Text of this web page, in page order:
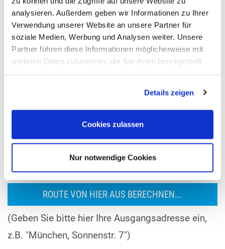
analysieren. Außerdem geben wir Informationen zu Ihrer
Verwendung unserer Website an unsere Partner für
soziale Medien, Werbung und Analysen weiter. Unsere
Partner führen diese Informationen möglicherweise mit
weiteren Daten zusammen, die Sie ihnen bereitgestellt
Details zeigen
Cookies zulassen
Nur notwendige Cookies
(Geben Sie bitte hier Ihre Ausgangsadresse ein,
z.B. "München, Sonnenstr. 7")